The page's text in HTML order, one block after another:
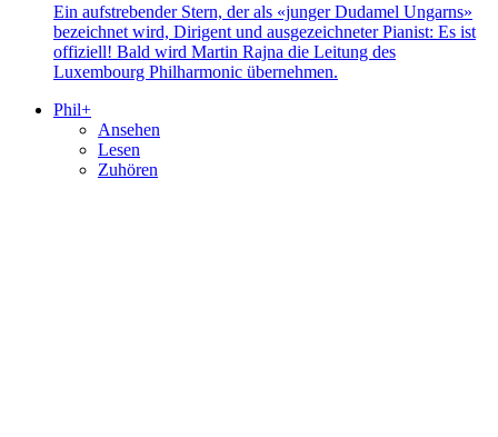
Ein aufstrebender Stern, der als «junger Dudamel Ungarns»
bezeichnet wird, Dirigent und ausgezeichneter Pianist: Es ist
offiziell! Bald wird Martin Rajna die Leitung des
Luxembourg Philharmonic übernehmen.
Phil+
Ansehen
Lesen
Zuhören